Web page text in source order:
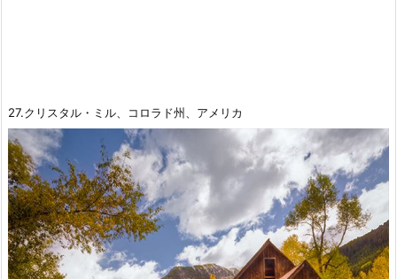
27.クリスタル・ミル、コロラド州、アメリカ